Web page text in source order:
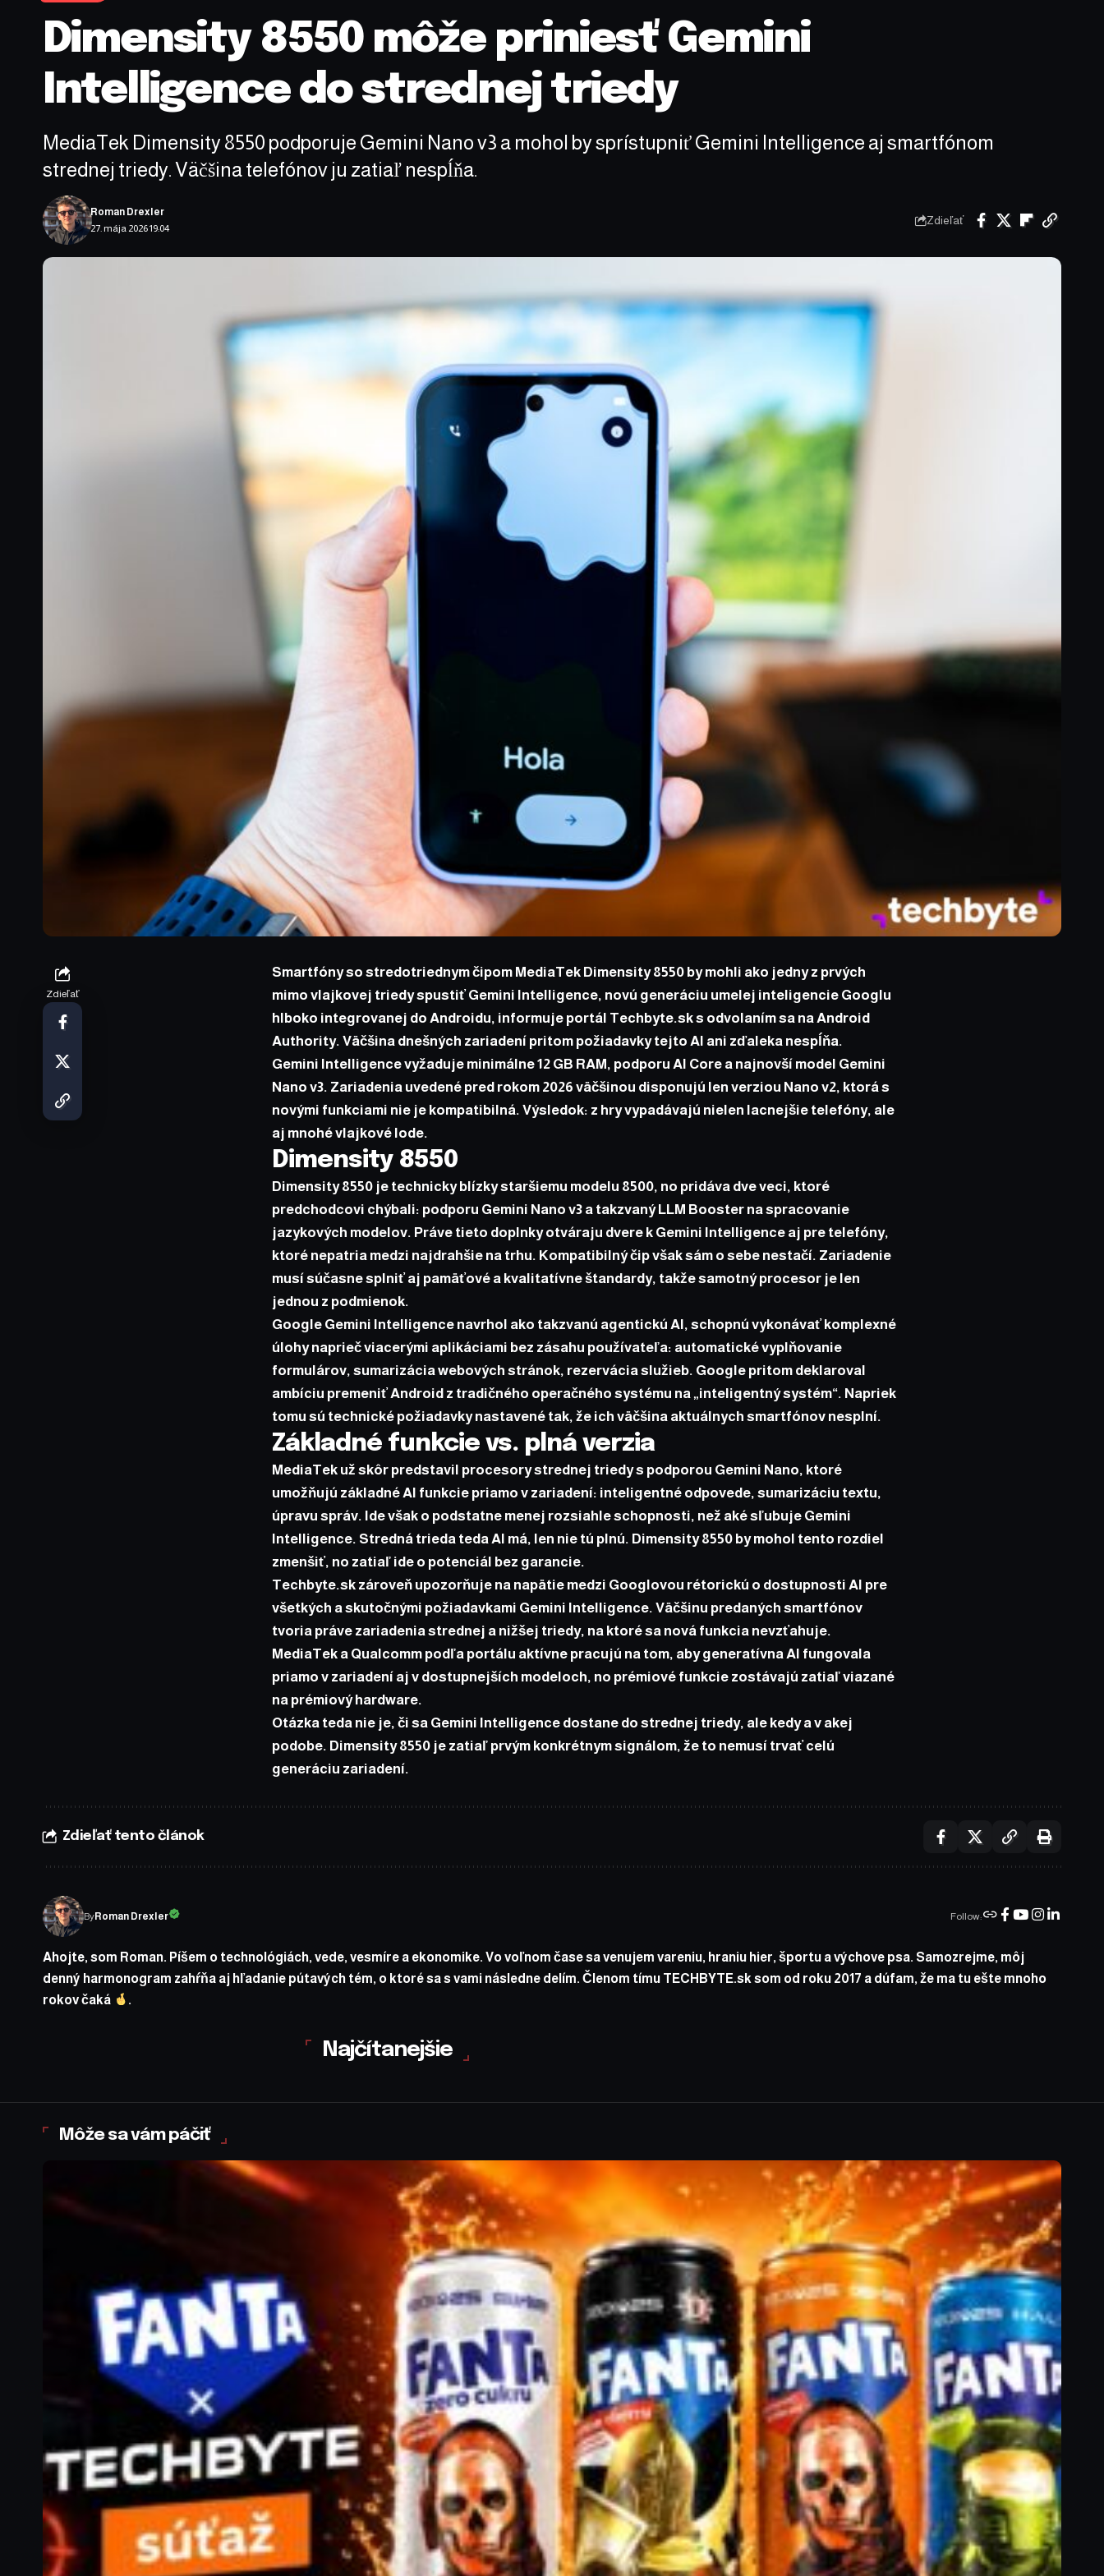
Dimensity 8550 môže priniesť Gemini
Intelligence do strednej triedy
MediaTek Dimensity 8550 podporuje Gemini Nano v3 a mohol by sprístupniť Gemini Intelligence aj smartfónom
strednej triedy. Väčšina telefónov ju zatiaľ nespĺňa.
27. mája 2026 19:04
Roman Drexler
Zdieľať
Zdieľať
Smartfóny so stredotriednym čipom MediaTek Dimensity 8550 by mohli ako jedny z prvých
mimo vlajkovej triedy spustiť Gemini Intelligence, novú generáciu umelej inteligencie Googlu
hlboko integrovanej do Androidu, informuje portál Techbyte.sk s odvolaním sa na Android
Authority. Väčšina dnešných zariadení pritom požiadavky tejto AI ani zďaleka nespĺňa.
Gemini Intelligence vyžaduje minimálne 12 GB RAM, podporu AI Core a najnovší model Gemini
Nano v3. Zariadenia uvedené pred rokom 2026 väčšinou disponujú len verziou Nano v2, ktorá s
novými funkciami nie je kompatibilná. Výsledok: z hry vypadávajú nielen lacnejšie telefóny, ale
aj mnohé vlajkové lode.
Dimensity 8550
Dimensity 8550 je technicky blízky staršiemu modelu 8500, no pridáva dve veci, ktoré
predchodcovi chýbali: podporu Gemini Nano v3 a takzvaný LLM Booster na spracovanie
jazykových modelov. Práve tieto doplnky otváraju dvere k Gemini Intelligence aj pre telefóny,
ktoré nepatria medzi najdrahšie na trhu. Kompatibilný čip však sám o sebe nestačí. Zariadenie
musí súčasne splniť aj pamäťové a kvalitatívne štandardy, takže samotný procesor je len
jednou z podmienok.
Google Gemini Intelligence navrhol ako takzvanú agentickú AI, schopnú vykonávať komplexné
úlohy naprieč viacerými aplikáciami bez zásahu používateľa: automatické vyplňovanie
formulárov, sumarizácia webových stránok, rezervácia služieb. Google pritom deklaroval
ambíciu premeniť Android z tradičného operačného systému na „inteligentný systém“. Napriek
tomu sú technické požiadavky nastavené tak, že ich väčšina aktuálnych smartfónov nesplní.
Základné funkcie vs. plná verzia
MediaTek už skôr predstavil procesory strednej triedy s podporou Gemini Nano, ktoré
umožňujú základné AI funkcie priamo v zariadení: inteligentné odpovede, sumarizáciu textu,
úpravu správ. Ide však o podstatne menej rozsiahle schopnosti, než aké sľubuje Gemini
Intelligence. Stredná trieda teda AI má, len nie tú plnú. Dimensity 8550 by mohol tento rozdiel
zmenšiť, no zatiaľ ide o potenciál bez garancie.
Techbyte.sk zároveň upozorňuje na napätie medzi Googlovou rétorickú o dostupnosti AI pre
všetkých a skutočnými požiadavkami Gemini Intelligence. Väčšinu predaných smartfónov
tvoria práve zariadenia strednej a nižšej triedy, na ktoré sa nová funkcia nevzťahuje.
MediaTek a Qualcomm podľa portálu aktívne pracujú na tom, aby generatívna AI fungovala
priamo v zariadení aj v dostupnejších modeloch, no prémiové funkcie zostávajú zatiaľ viazané
na prémiový hardware.
Otázka teda nie je, či sa Gemini Intelligence dostane do strednej triedy, ale kedy a v akej
podobe. Dimensity 8550 je zatiaľ prvým konkrétnym signálom, že to nemusí trvať celú
generáciu zariadení.
Zdieľať tento článok
ByRoman Drexler Follow:
Ahojte, som Roman. Píšem o technológiách, vede, vesmíre a ekonomike. Vo voľnom čase sa venujem vareniu, hraniu hier, športu a výchove psa. Samozrejme, môj
denný harmonogram zahŕňa aj hľadanie pútavých tém, o ktoré sa s vami následne delím. Členom tímu TECHBYTE.sk som od roku 2017 a dúfam, že ma tu ešte mnoho
rokov čaká
.
Najčítanejšie
Môže sa vám páčiť